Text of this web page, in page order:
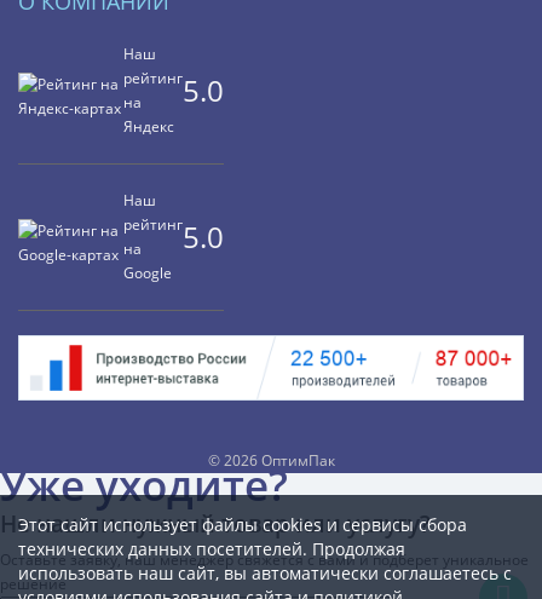
Наш
рейтинг
на
Яндекс
5.0
Наш
рейтинг
на
Google
5.0
©2026 ОптимПак
Этот сайт использует файлы cookies и сервисы сбора
технических данных посетителей. Продолжая
использовать наш сайт, вы автоматически соглашаетесь с
Уже уходите?
Не нашли нужный товар или услугу?
Оставьте заявку, наш менеджер свяжется с вами и подберет уникальное
решение